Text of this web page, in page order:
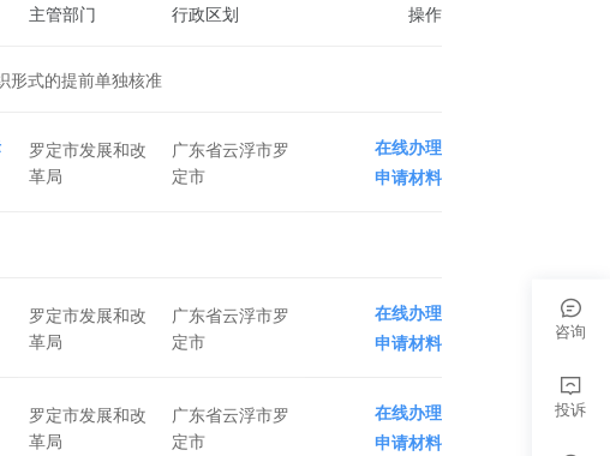
主管部门 行政区划 操作
形式的提前单独核准
罗定市发展和改
革局
广东省云浮市罗
定市
在线办理
申请材料
罗定市发展和改
革局
广东省云浮市罗
定市
在线办理
申请材料
罗定市发展和改
革局
广东省云浮市罗
定市
在线办理
申请材料
咨询
投诉